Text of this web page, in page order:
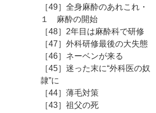
［49］全身麻酔のあれこれ・
１ 麻酔の開始
［48］2年目は麻酔科で研修
［47］外科研修最後の大失態
［46］ネーベンが来る
［45］迷った末に“外科医の奴
隷”に
［44］薄毛対策
［43］祖父の死